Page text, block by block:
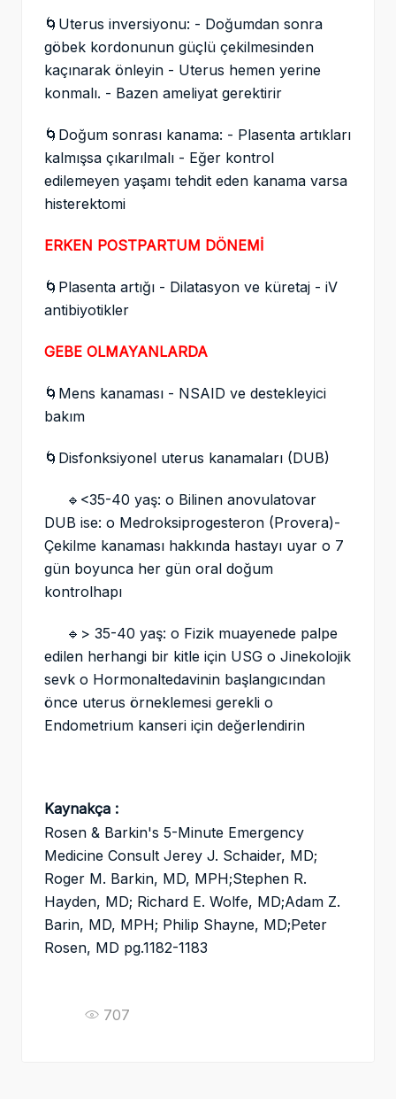
🌀Uterus inversiyonu: - Doğumdan sonra
göbek kordonunun güçlü çekilmesinden
kaçınarak önleyin - Uterus hemen yerine
konmalı. - Bazen ameliyat gerektirir
🌀Doğum sonrası kanama: - Plasenta artıkları
kalmışsa çıkarılmalı - Eğer kontrol
edilemeyen yaşamı tehdit eden kanama varsa
histerektomi
ERKEN POSTPARTUM DÖNEMİ
🌀Plasenta artığı - Dilatasyon ve küretaj - iV
antibiyotikler
GEBE OLMAYANLARDA
🌀Mens kanaması - NSAID ve destekleyici
bakım
🌀Disfonksiyonel uterus kanamaları (DUB)
🔹<35-40 yaş: o Bilinen anovulatovar
DUB ise: o Medroksiprogesteron (Provera)-
Çekilme kanaması hakkında hastayı uyar o 7
gün boyunca her gün oral doğum
kontrolhapı
🔹> 35-40 yaş: o Fizik muayenede palpe
edilen herhangi bir kitle için USG o Jinekolojik
sevk o Hormonaltedavinin başlangıcından
önce uterus örneklemesi gerekli o
Endometrium kanseri için değerlendirin
Kaynakça :
Rosen & Barkin's 5-Minute Emergency
Medicine Consult Jerey J. Schaider, MD;
Roger M. Barkin, MD, MPH;Stephen R.
Hayden, MD; Richard E. Wolfe, MD;Adam Z.
Barin, MD, MPH; Philip Shayne, MD;Peter
Rosen, MD pg.1182-1183
707